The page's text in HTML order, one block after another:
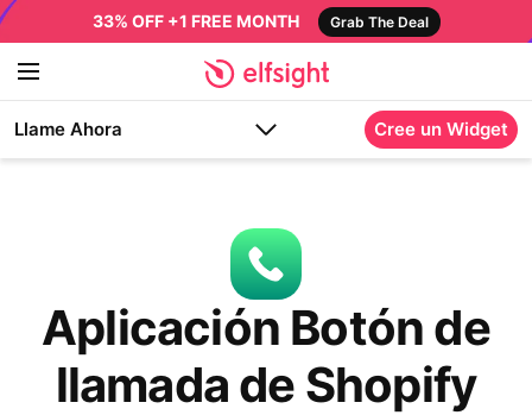
33% OFF +1 FREE MONTH Grab The Deal
Llame Ahora Cree un Widget
Aplicación Botón de
llamada de Shopify